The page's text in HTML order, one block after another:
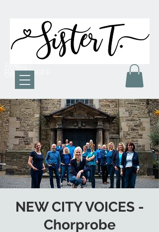
HAMBURGER
CHOR
NEW CITY VOICES -
Chorprobe